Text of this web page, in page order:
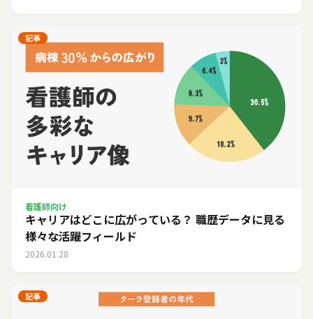
記事
看護師向け
キャリアはどこに広がっている？ 職歴データに見る
様々な活躍フィールド
2026.01.28
記事